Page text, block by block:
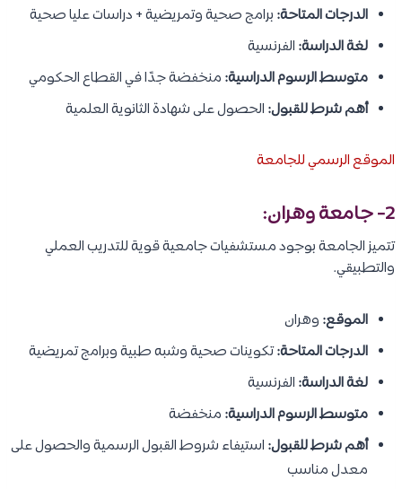
الدرجات المتاحة: برامج صحية وتمريضية + دراسات عليا صحية
لغة الدراسة: الفرنسية
متوسط الرسوم الدراسية: منخفضة جدًا في القطاع الحكومي
أهم شرط للقبول: الحصول على شهادة الثانوية العلمية
الموقع الرسمي للجامعة
2- جامعة وهران:
تتميز الجامعة بوجود مستشفيات جامعية قوية للتدريب العملي
والتطبيقي.
الموقع: وهران
الدرجات المتاحة:تكوينات صحية وشبه طبية وبرامج تمريضية
لغة الدراسة: الفرنسية
متوسط الرسوم الدراسية: منخفضة
أهم شرط للقبول: استيفاء شروط القبول الرسمية والحصول على
معدل مناسب